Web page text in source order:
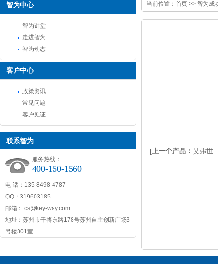
智为中心
智为讲堂
走进智为
智为动态
客户中心
政策资讯
常见问题
客户见证
联系智为
服务热线：
400-150-1560
电 话：135-8498-4787
QQ：319603185
邮箱： cs@key-way.com
地址：苏州市干将东路178号苏州自主创新广场3
号楼301室
当前位置： 首页 >> 智为成
[ 上一个产品： 艾弗世